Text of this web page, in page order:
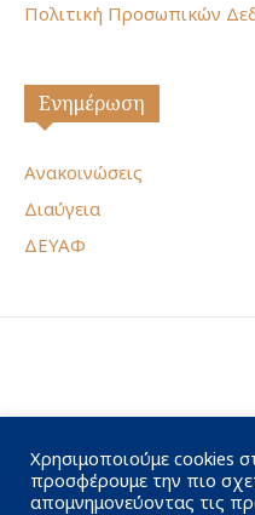
Πολιτική Προσωπικών
Ενημέρωση
Ανακοινώσεις
Διαύγεια
ΔΕΥΑΦ
Χρησιμοποιούμε cookies
προσφέρουμε την πιο
απομνημονεύοντας τις